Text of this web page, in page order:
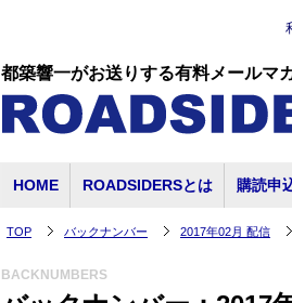
都築響一がお送りする有料メールマ
HOME ROADSIDERSとは 購読申
TOP バックナンバー 2017年02月 配信
BACKNUMBERS